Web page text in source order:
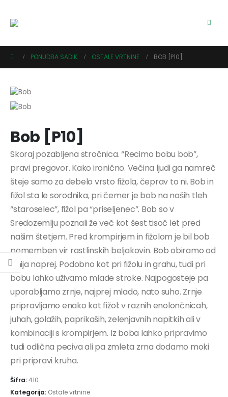
PONUDBA SADIK OSTALE VRTNINE BOB [P10]
Bob [P10]
Skoraj pozabljena stročnica. “Recimo bobu bob”,
pravi pregovor. Kako ironično. Večina ljudi ga namreč
šteje samo za debelo vrsto fižola, čeprav to ni. Bob in
fižol sta le sorodnika, pri čemer je bob na naših tleh
“staroselec”, fižol pa “priseljenec”. Bob so v
Sredozemlju poznali že več kot šest tisoč let pred
našim štetjem. Pred krompirjem in fižolom je bil bob
pomemben vir rastlinskih beljakovin. Bob obiramo od
junija naprej. Podobno kot pri fižolu in grahu, tudi pri
bobu lahko uživamo mlade stroke. Najpogosteje pa
uporabljamo zrnje, najprej mlado, nato suho. Zrnje
pripravljamo enako kot fižol: v raznih enolončnicah,
juhah, golažih, paprikaših, zelenjavnih napitkih ali v
kombinaciji s krompirjem. Iz boba lahko pripravimo
tudi odlična peciva ali pa zmleta zrna dodamo moki
pri pripravi kruha.
Šifra:410
Kategorija: Ostale vrtnine